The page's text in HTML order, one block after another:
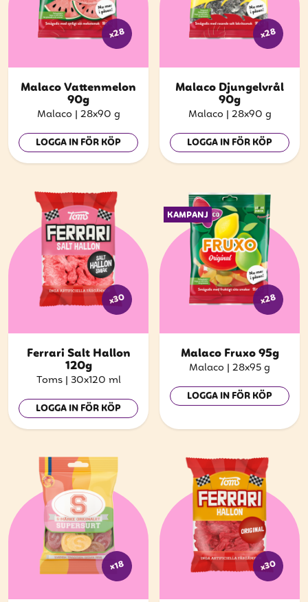
x28
Malaco Vattenmelon
90g
Malaco | 28x90 g
LOGGA IN FÖR KÖP
x28
Malaco Djungelvrål
90g
Malaco | 28x90 g
LOGGA IN FÖR KÖP
x30
Ferrari Salt Hallon
120g
Toms | 30x120 ml
LOGGA IN FÖR KÖP
KAMPANJ
x28
Malaco Fruxo 95g
Malaco | 28x95 g
LOGGA IN FÖR KÖP
x18 x30